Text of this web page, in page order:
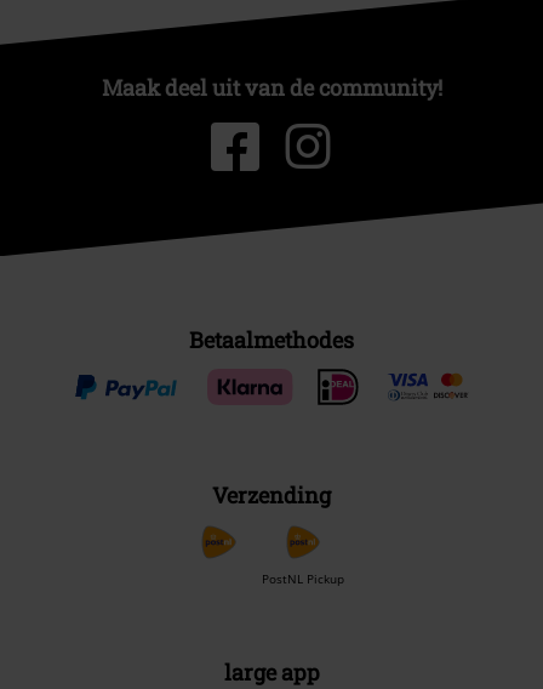
Maak deel uit van de community!
Betaalmethodes
Verzending
PostNL Pickup
large app